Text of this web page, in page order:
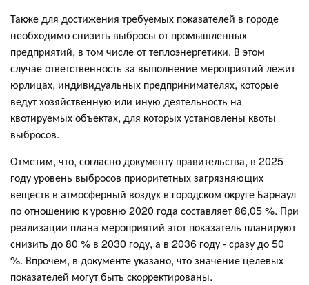
Также для достижения требуемых показателей в городе
необходимо снизить выбросы от промышленных
предприятий, в том числе от теплоэнергетики. В этом
случае ответственность за выполнение мероприятий лежит
юрлицах, индивидуальных предпринимателях, которые
ведут хозяйственную или иную деятельность на
квотируемых объектах, для которых установлены квоты
выбросов.
Отметим, что, согласно документу правительства, в 2025
году уровень выбросов приоритетных загрязняющих
веществ в атмосферный воздух в городском округе Барнаул
по отношению к уровню 2020 года составляет 86,05 %. При
реализации плана мероприятий этот показатель планируют
снизить до 80 % в 2030 году, а в 2036 году - сразу до 50
%. Впрочем, в документе указано, что значение целевых
показателей могут быть скорректированы.